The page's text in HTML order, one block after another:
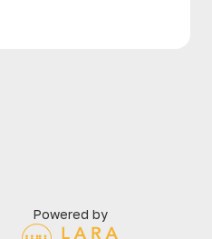
Powered by